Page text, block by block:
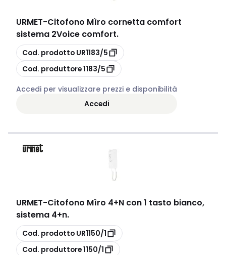
URMET-Citofono Mìro cornetta comfort
sistema 2Voice comfort.
copia
Cod. prodotto UR1183/5
copia
Cod. produttore1183/5
Accedi per visualizzare prezzi e disponibilità
Accedi
URMET-Citofono Mìro 4+N con 1 tasto bianco,
sistema 4+n.
copia
Cod. prodotto UR1150/1
copia
Cod. produttore1150/1